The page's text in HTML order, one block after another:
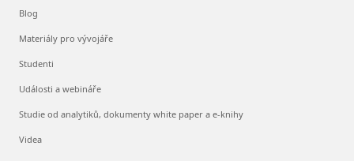
Blog
Materiály pro vývojáře
Studenti
Události a webináře
Studie od analytiků, dokumenty white paper a e-knihy
Videa